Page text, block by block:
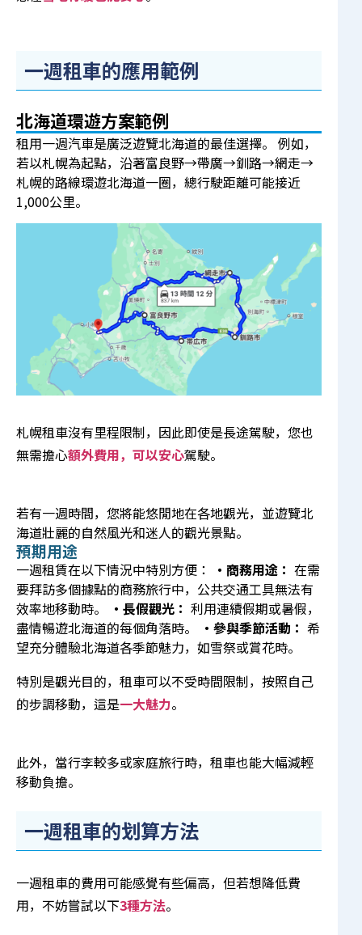
一週租車的應用範例
北海道環遊方案範例
租用一週汽車是廣泛遊覽北海道的最佳選擇。 例如，
若以札幌為起點，沿著富良野→帶廣→釧路→網走→
札幌的路線環遊北海道一圈，總行駛距離可能接近
1,000公里。
札幌租車沒有里程限制，因此即使是長途駕駛，您也
無需擔心額外費用，可以安心駕駛。
若有一週時間，您將能悠閒地在各地觀光，並遊覽北
海道壯麗的自然風光和迷人的觀光景點。
預期用途
一週租賃在以下情況中特別方便： ・商務用途： 在需
要拜訪多個據點的商務旅行中，公共交通工具無法有
效率地移動時。
・長假觀光： 利用連續假期或暑假，
盡情暢遊北海道的每個角落時。
・參與季節活動： 希
望充分體驗北海道各季節魅力，如雪祭或賞花時。
特別是觀光目的，租車可以不受時間限制，按照自己
的步調移動，這是一大魅力。
此外，當行李較多或家庭旅行時，租車也能大幅減輕
移動負擔。
一週租車的划算方法
一週租車的費用可能感覺有些偏高，但若想降低費
用，不妨嘗試以下3種方法。